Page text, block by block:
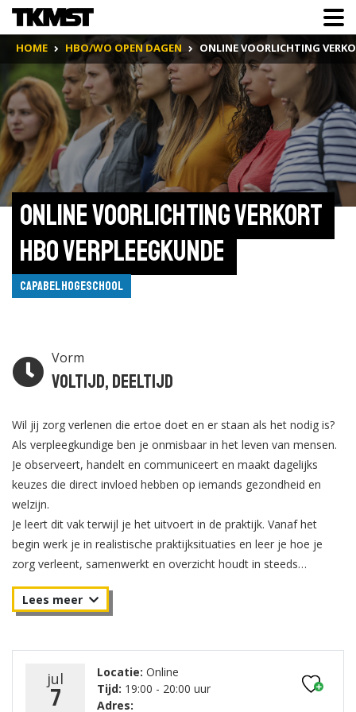
HOME HBO/WO OPEN DAGEN ONLINE VOORLICHTING
Online Voorlichting Verkort
HBO Verpleegkunde
Capabel Hogeschool
Vorm
Voltijd, Deeltijd
Wil jij zorg verlenen die ertoe doet en er staan als het nodig is?
Als verpleegkundige ben je onmisbaar in het leven van mensen.
Je observeert, handelt en communiceert en maakt dagelijks
keuzes die direct invloed hebben op iemands gezondheid en
welzijn.
Je leert dit vak terwijl je het uitvoert in de praktijk. Vanaf het
begin werk je in realistische praktijksituaties en leer je hoe je
zorg verleent, samenwerkt en overzicht houdt in steeds
wisselende complexe situaties. Je bouwt aan je kennis, jouw
klinische vaardigheden en je professioneel oordeel.
anderen. Zo groei je uit tot een verpleegkundige die stevig in zijn
schoenen staat en weet waarom je doet wat jij doet.
jul
7
Locatie: Online
Tijd: 19:00 - 20:00 uur
Adres: